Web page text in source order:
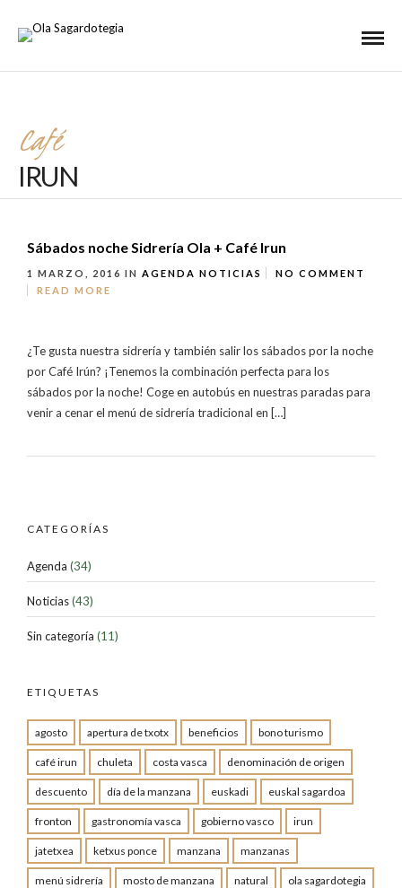
Café
IRUN
Sábados noche Sidrería Ola + Café Irun
1 MARZO, 2016 IN AGENDA NOTICIAS
NO COMMENT
READ MORE
¿Te gusta nuestra sidrería y también salir los sábados por la noche
por Café Irún? ¡Tenemos la combinación perfecta para los
sábados por la noche! Coge en autobús en nuestras paradas para
venir a cenar el menú de sidrería tradicional en […]
CATEGORÍAS
Agenda (34)
Noticias(43)
Sin categoría (11)
ETIQUETAS
agosto apertura de txotx beneficios bono turismo
café irun chuleta costa vasca denominación de origen
descuento día de la manzana euskadi euskal sagardoa
fronton gastronomía vasca gobierno vasco irun
jatetxea ketxus ponce manzana manzanas
menú sidrería mosto de manzana natural ola sagardotegia